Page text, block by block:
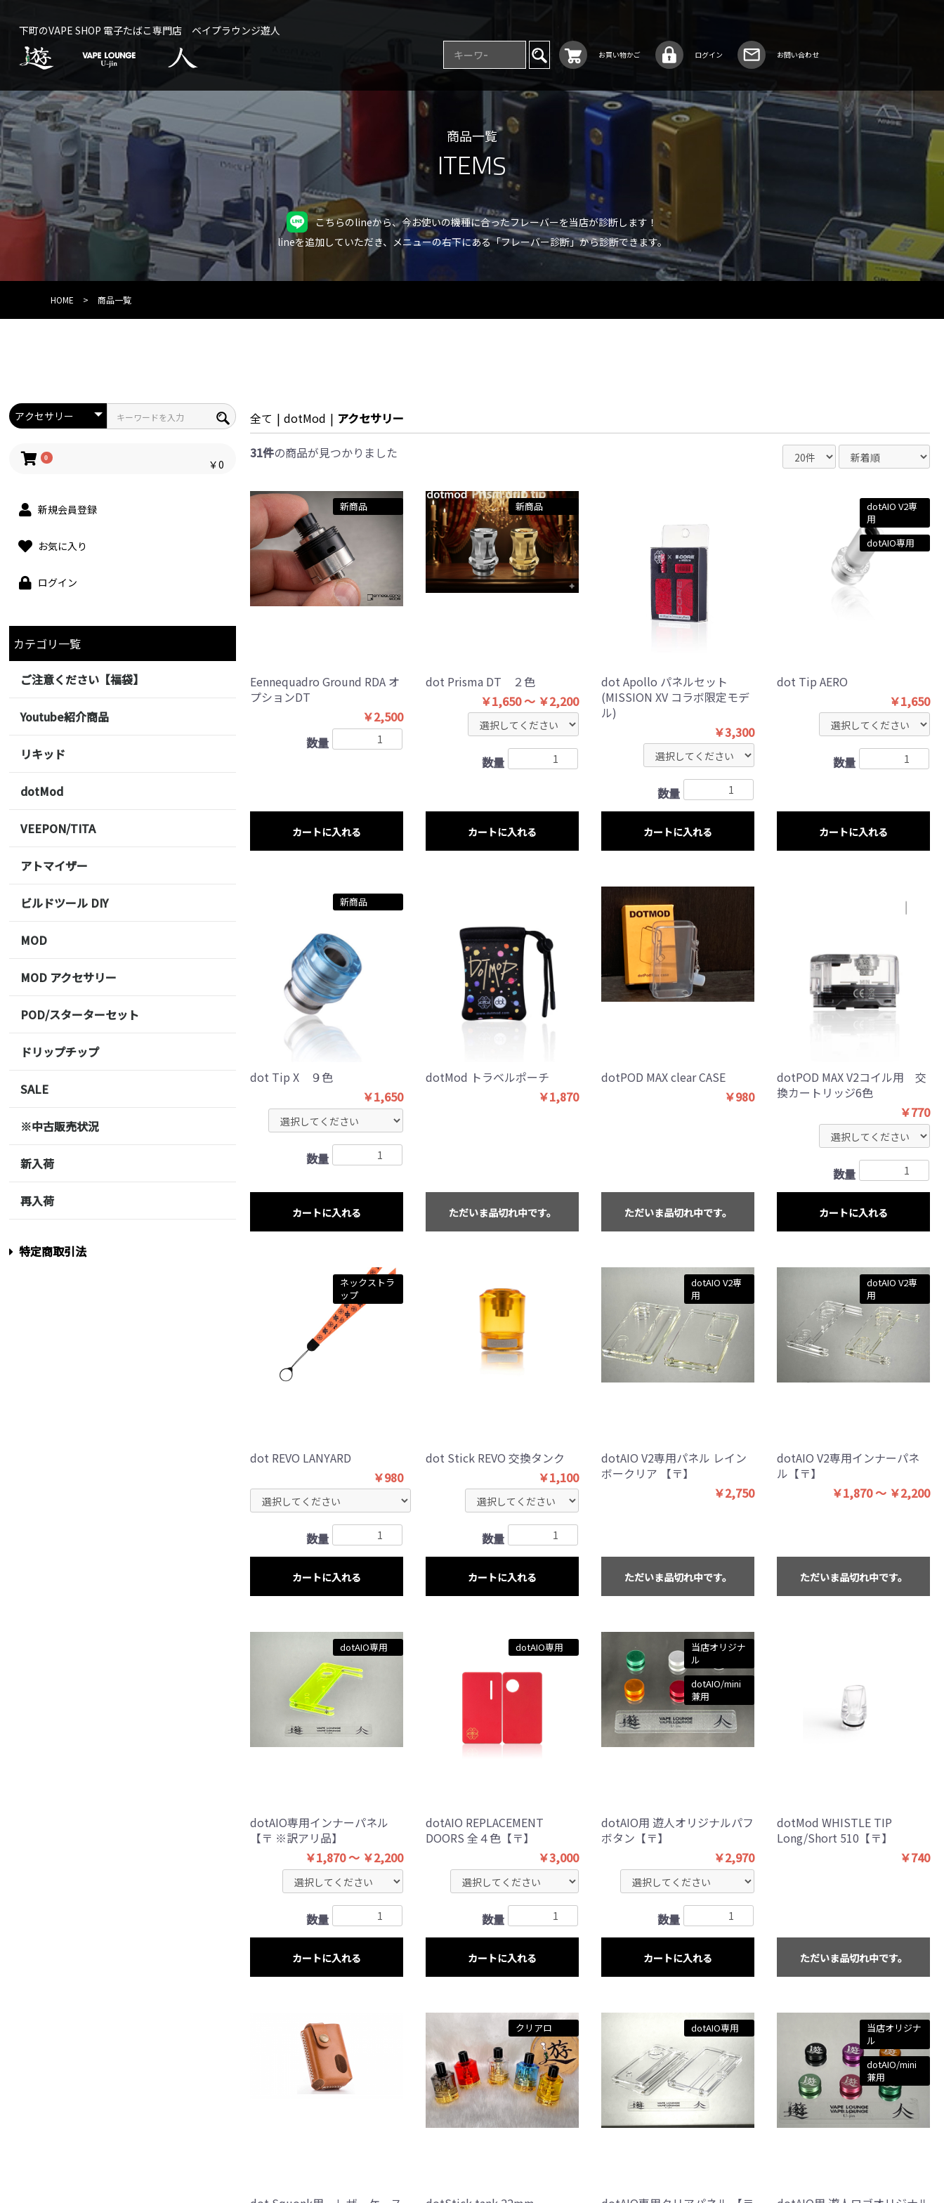
下町のVAPE SHOP 電子たばこ専門店 ベイプラウンジ遊人
お買い物かご ログイン お問い合わせ
商品一覧
ITEMS
こちらのlineから、今お使いの機種に合ったフレーバーを当店が診断します！
lineを追加していただき、メニューの右下にある「フレーバー診断」から診断できます。
HOME > 商品一覧
0 ￥0
新規会員登録
お気に入り
ログイン
カテゴリ一覧
ご注意ください【福袋】
Youtube紹介商品
リキッド
dotMod
VEEPON/TITA
アトマイザー
ビルドツール DIY
MOD
MOD アクセサリー
POD/スターターセット
ドリップチップ
SALE
※中古販売状況
新入荷
再入荷
特定商取引法
全て | dotMod | アクセサリー
31件の商品が見つかりました
新商品
Eennequadro Ground RDA オ
プションDT
￥2,500
数量
カートに入れる
新商品
dot Prisma DT ２色
￥1,650 ～ ￥2,200
数量
カートに入れる
dot Apollo パネルセット
(MISSION XV コラボ限定モデ
ル)
￥3,300
数量
カートに入れる
dotAIO V2専
用
dotAIO専用
dot Tip AERO
￥1,650
数量
カートに入れる
新商品
dot Tip X ９色
￥1,650
数量
カートに入れる
dotMod トラベルポーチ
￥1,870
ただいま品切れ中です。
dotPOD MAX clear CASE
￥980
ただいま品切れ中です。
dotPOD MAX V2コイル用 交
換カートリッジ6色
￥770
数量
カートに入れる
ネックストラ
ップ
dot REVO LANYARD
￥980
数量
カートに入れる
dot Stick REVO 交換タンク
￥1,100
数量
カートに入れる
dotAIO V2専
用
dotAIO V2専用パネル レイン
ボークリア 【〒】
￥2,750
ただいま品切れ中です。
dotAIO V2専
用
dotAIO V2専用インナーパネ
ル【〒】
￥1,870 ～ ￥2,200
ただいま品切れ中です。
dotAIO専用
dotAIO専用インナーパネル
【〒 ※訳アリ品】
￥1,870 ～ ￥2,200
数量
カートに入れる
dotAIO専用
dotAIO REPLACEMENT
DOORS 全４色【〒】
￥3,000
数量
カートに入れる
当店オリジナ
ル
dotAIO/mini
兼用
dotAIO用 遊人オリジナルパフ
ボタン【〒】
￥2,970
数量
カートに入れる
dotMod WHISTLE TIP
Long/Short 510【〒】
￥740
ただいま品切れ中です。
クリアロ dotAIO専用 当店オリジナ
ル
dotAIO/mini
兼用